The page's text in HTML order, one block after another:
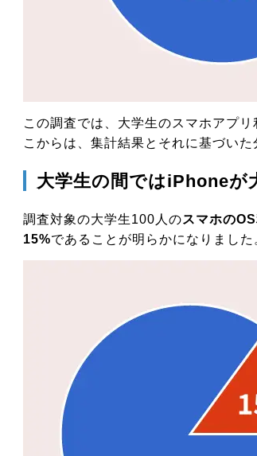
この調査では、大学生のスマホアプ
こからは、集計結果とそれに基づいた
大学生の間ではiPhoneが
調査対象の大学生100人のスマホの
15%であることが明らかになりました